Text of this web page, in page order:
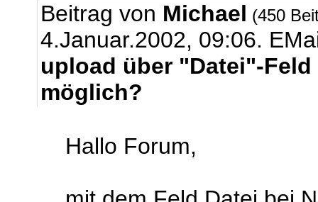
Beitrag von Michael (450
4.Januar.2002, 09:06.
upload über "Datei"-
möglich?
Hallo Forum,